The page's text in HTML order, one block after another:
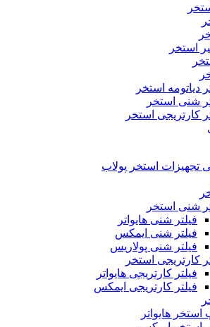
استخر
دیاتومه استخر
شنی استخر
کارتریجی استخر
تجهیزات استخر پولاب
شنی استخر
فیلتر شنی هایواتر
فیلتر شنی ایمکس
فیلتر شنی پولاریس
کارتریجی استخر
فیلتر کارتریجی هایواتر
فیلتر کارتریجی ایمکس
استخر هایواتر